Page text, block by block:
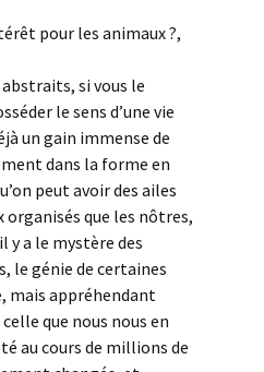
pour les animaux ?,
abstraits, si vous le
le sens d’une vie
un gain immense de
dans la forme en
peut avoir des ailes
organisés que les nôtres,
y a le mystère des
le génie de certaines
mais appréhendant
que nous nous en
au cours de millions de